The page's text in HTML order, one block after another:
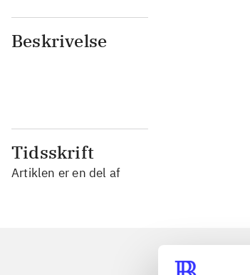
Beskrivelse
Tidsskrift
Artiklen er en del af